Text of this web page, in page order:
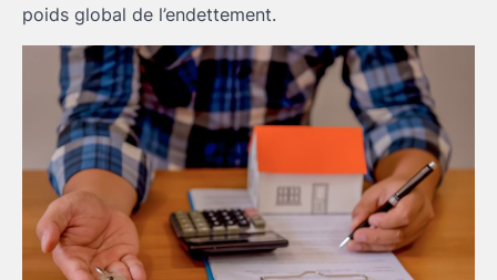
poids global de l’endettement.